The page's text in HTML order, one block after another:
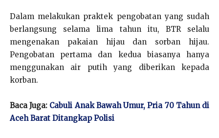
Dalam melakukan praktek pengobatan yang sudah
berlangsung selama lima tahun itu, BTR selalu
mengenakan pakaian hijau dan sorban hijau.
Pengobatan pertama dan kedua biasanya hanya
menggunakan air putih yang diberikan kepada
korban.
Baca Juga: Cabuli Anak Bawah Umur, Pria 70 Tahun di
Aceh Barat Ditangkap Polisi